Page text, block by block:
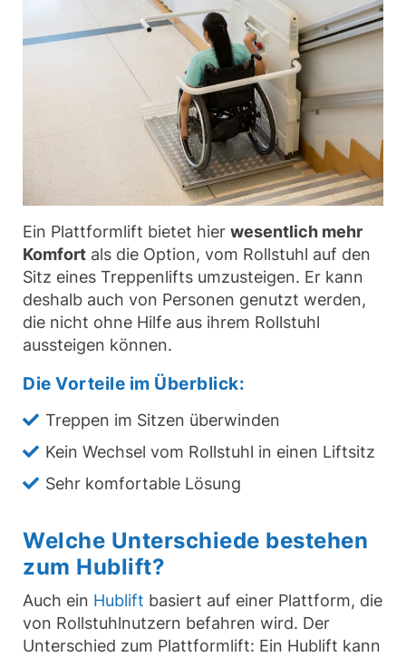
Ein Plattformlift bietet hier wesentlich mehr
Komfort als die Option, vom Rollstuhl auf den
Sitz eines Treppenlifts umzusteigen. Er kann
deshalb auch von Personen genutzt werden,
die nicht ohne Hilfe aus ihrem Rollstuhl
aussteigen können.
Die Vorteile im Überblick:
Treppen im Sitzen überwinden
Kein Wechsel vom Rollstuhl in einen Liftsitz
Sehr komfortable Lösung
Welche Unterschiede bestehen
zum Hublift?
Auch ein Hublift basiert auf einer Plattform, die
von Rollstuhlnutzern befahren wird. Der
Unterschied zum Plattformlift: Ein Hublift kann